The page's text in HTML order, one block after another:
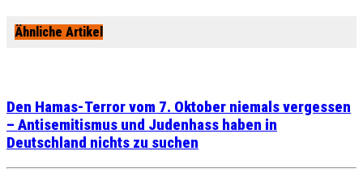
Ähnliche Artikel
Den Hamas-Terror vom 7. Oktober niemals vergessen
– Antisemitismus und Judenhass haben in
Deutschland nichts zu suchen